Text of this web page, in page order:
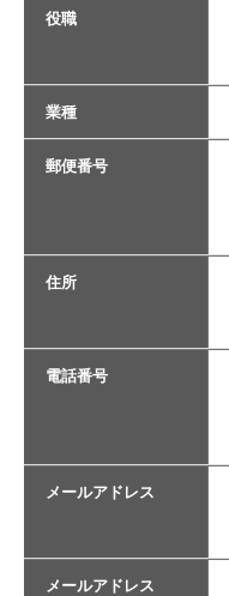
役職
業種
郵便番号
住所
電話番号
メールアドレス
メールアドレス